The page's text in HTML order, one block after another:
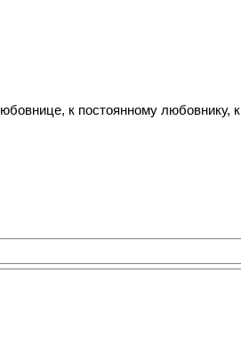
к постоянному любовнику, к